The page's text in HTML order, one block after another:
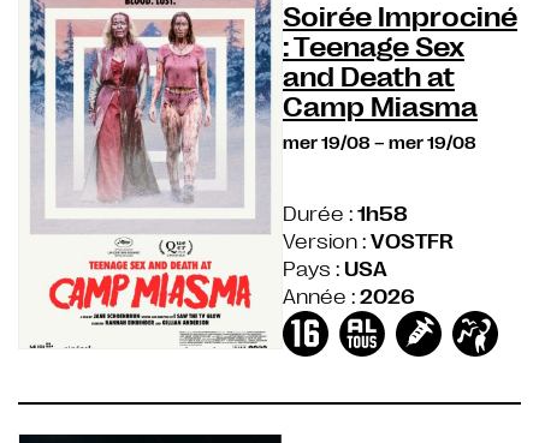
Soirée Improciné
: Teenage Sex
and Death at
Camp Miasma
mer 19/08 – mer 19/08
Durée : 1h58
Version : VOSTFR
Pays : USA
Année : 2026